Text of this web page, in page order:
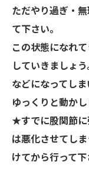
ただやり過ぎ・
て下さい。
この状態になれ
していきましょ
などになってし
ゆっくりと動かし
★すでに股関節に
は悪化させてし
けてから行って下